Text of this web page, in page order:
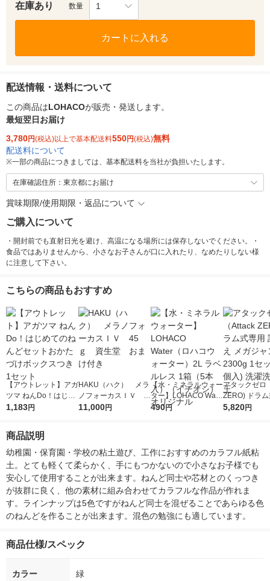
在庫あり 数量 1
カートに入れる
配送情報・送料について
この商品はLOHACOが販売・発送します。
最短翌日お届け
3,780円(税込)以上で基本配送料550円(税込)無料
配送料について
※一部の商品につきましては、基本配送料を当社が負担いたします。
在庫確認住所：東京都にお届け
賞味期限/使用期限・返品について
ご購入について
・開封前でも直射日光を避け、高温になる場所には保存しないでください。・
食品ではありませんから、小さなお子さんが口に入れたり、なめたりしない様
に注意して下さい。
こちらの商品もおすすめ
【アウトレット】アガ
ツマ ねんDo！はじめ
てのねんどセットおか
1,183円
HAKU（ハク） メラ
ノフォーカスＩＶ 4
5ｇ 資生堂 おまけ
11,000円
【水・ミネラルウォー
ター】LOHACO Wate
r（ロハコウォータ
490円
アタックゼロ
ZERO) ドラ
詰め替え メガ
5,820円
商品説明
幼稚園・保育園・学校の粘土遊び、工作におすすめのカラフル紙粘
土。とても軽くて柔らかく、手にもつかないので小さなお子様でも
安心して使用することが出来ます。ねんど同士や芯材とのくっつき
が抜群に良く、他の素材に組み合わせてカラフルな作品が作れま
す。ラインナップは5色ですがねんど同士を混ぜることであらゆる色
のねんどを作ることが出来ます。混色の勉強にも適しています。
商品仕様/スペック
カラー 緑